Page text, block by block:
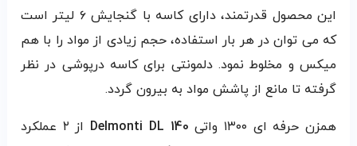
این محصول قدرتمند، دارای کاسه با گنجایش ۶ لیتر است
که می توان در هر بار استفاده، حجم زیادی از مواد را با هم
میکس و مخلوط نمود. دلمونتی برای کاسه درپوشی در نظر
گرفته تا مانع از پاشش مواد به بیرون گردد.
همزن حرفه ای ۱۳۰۰ واتی Delmonti DL 140
از ۲ عملکرد